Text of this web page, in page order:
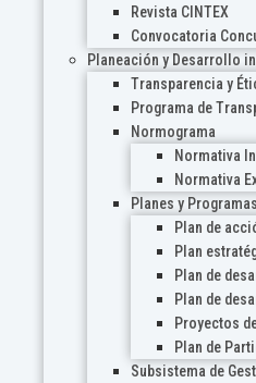
Revista CINTEX
Convocatoria
Planeación y Desarrollo
Transparencia y
Programa de
Normograma
Normativa
Normativa
Planes y Programas
Plan de
Plan
Plan de
Plan de
Proyectos
Plan de
Subsistema de